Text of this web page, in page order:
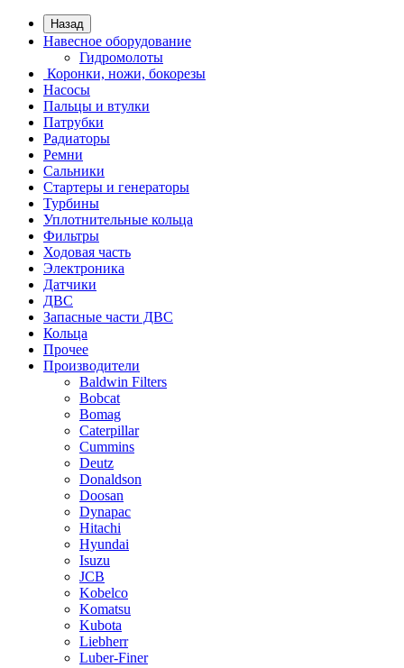
Назад
Навесное оборудование
Гидромолоты
Коронки, ножи, бокорезы
Насосы
Пальцы и втулки
Патрубки
Радиаторы
Ремни
Сальники
Стартеры и генераторы
Турбины
Уплотнительные кольца
Фильтры
Ходовая часть
Электроника
Датчики
ДВС
Запасные части ДВС
Кольца
Прочее
Производители
Baldwin Filters
Bobcat
Bomag
Caterpillar
Cummins
Deutz
Donaldson
Doosan
Dynapac
Hitachi
Hyundai
Isuzu
JCB
Kobelco
Komatsu
Kubota
Liebherr
Luber-Finer